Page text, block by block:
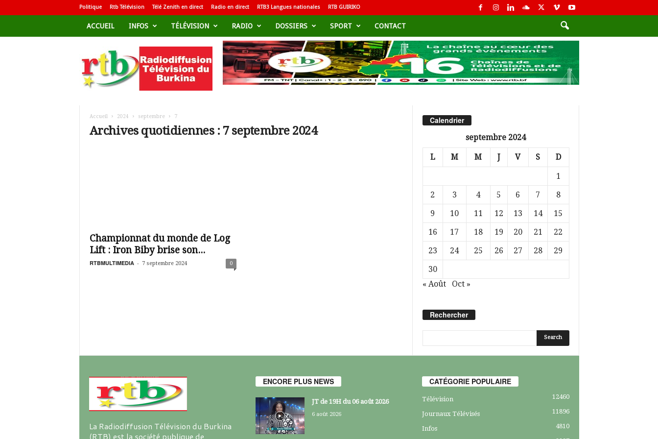
Politique Rtb Télévision Télé Zenith en direct Radio en direct RTB3 Langues nationales RTB GUIRIKO
ACCUEIL INFOS TÉLÉVISION RADIO DOSSIERS SPORT CONTACT
d
i
i
Accueil 2024 septembre 7
Archives quotidiennes : 7 septembre 2024
Championnat du monde de Log
Lift : Iron Biby brise son...
RTBMULTIMEDIA - 7 septembre 2024 0
Calendrier
septembre 2024
L M M J V S D
1
2
3 4 5 6 7
8
9
10 11 12 13 14
15
16
17 18 19 20 21
22
23
24 25 26 27 28
29
30
« Août
Oct »
Rechercher
La Radiodiffusion Télévision du Burkina
(RTB) est la société publique de
ENCORE PLUS NEWS
JT de 19H du 06 août 2026
6 août 2026
CATÉGORIE POPULAIRE
Télévision 12460
Journaux Télévisés 11896
Infos
4810